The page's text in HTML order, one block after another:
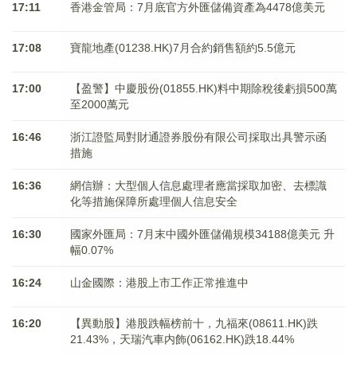
17:11 香港金管局：7月底官方外匯儲備資產為4478億美元
17:08 寶龍地產(01238.HK)7月合約銷售額約5.5億元
17:00
【盈警】中慶股份(01855.HK)料中期除稅後虧損500萬
至2000萬元
16:46
浙江證監局對財通證券股份有限公司採取出具警示函
措施
16:36
網信辦：大型個人信息處理者應當採取加密、去標識
化等措施保障所處理個人信息安全
16:30
國家外匯局：7月末中國外匯儲備規模34188億美元 升
幅0.07%
16:24 山金國際：港股上市工作正常推進中
16:20
【異動股】港股跌幅榜前十，九福來(08611.HK)跌
21.43%，天瑞汽車内飾(06162.HK)跌18.44%